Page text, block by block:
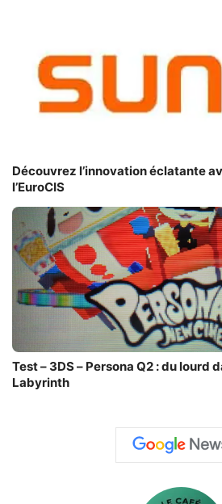
Découvrez l’innovation éclatante
l’EuroCIS
Test – 3DS – Persona Q2 : du lourd
Labyrinth